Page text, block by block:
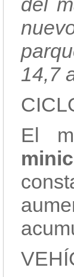
14,7
El